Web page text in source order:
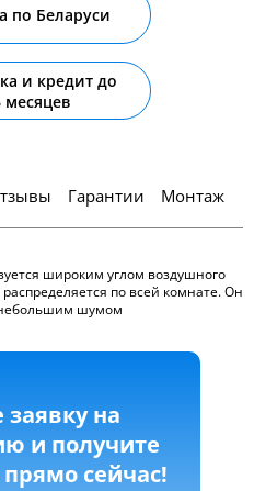
по Беларуси
и кредит до
месяцев
Гарантии Монтаж
широким углом воздушного
по всей комнате. Он
небольшим шумом
заявку на
и получите
прямо сейчас!